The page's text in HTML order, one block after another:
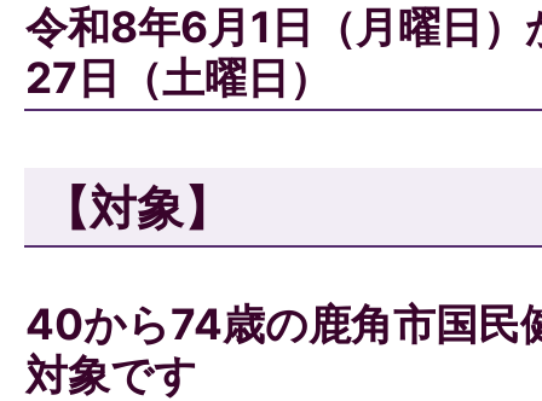
令和8年6月1日（月曜日
27日（土曜日）
【対象】
40から74歳の鹿角市国民
対象です